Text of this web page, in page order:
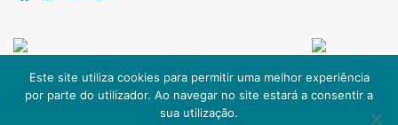
© Copyright IPO-PORTO. Todos os direitos reservados.
Este site utiliza cookies para permitir uma melhor experiência
por parte do utilizador. Ao navegar no site estará a consentir a
sua utilização.